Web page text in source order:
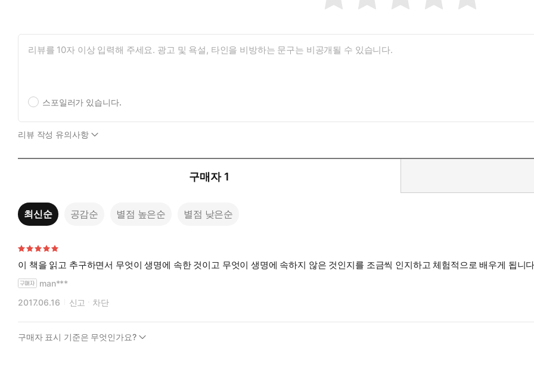
스포일러가 있습니다.
리뷰 작성 유의사항
구매자 1
최신순 공감순 별점 높은순 별점 낮은순
이 책을 읽고 추구하면서 무엇이 생명에 속한 것이고 무엇이 생명에 속하지 않은 것인지를 조금씩 인지하고 체험적으로 배우게 됩니
man***
2017.06.16
신고 차단
구매자 표시 기준은 무엇인가요?